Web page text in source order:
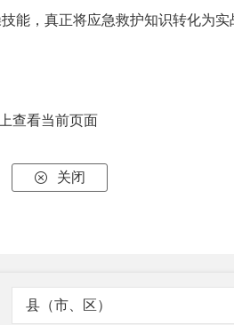
能，真正将应急救护知识转化为实
查看当前页面
 关闭
县（市、区）